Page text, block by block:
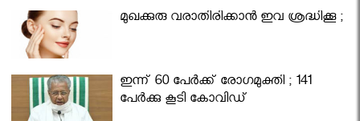
മുഖക്കുരു വരാതിരിക്കാന്‍ ഇവ ശ്രദ്ധിക്കൂ ;
ഇന്ന് 60 പേർക്ക് രോഗമുക്തി ; 141
പേര്‍ക്കു കൂടി കോവിഡ്